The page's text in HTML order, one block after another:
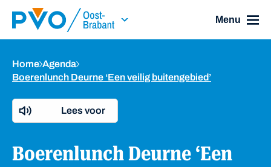
Skip Navigation or Skip to Content
Menu
Home
Agenda
Boerenlunch Deurne ‘Een veilig buitengebied’
Lees voor
Boerenlunch Deurne ‘Een